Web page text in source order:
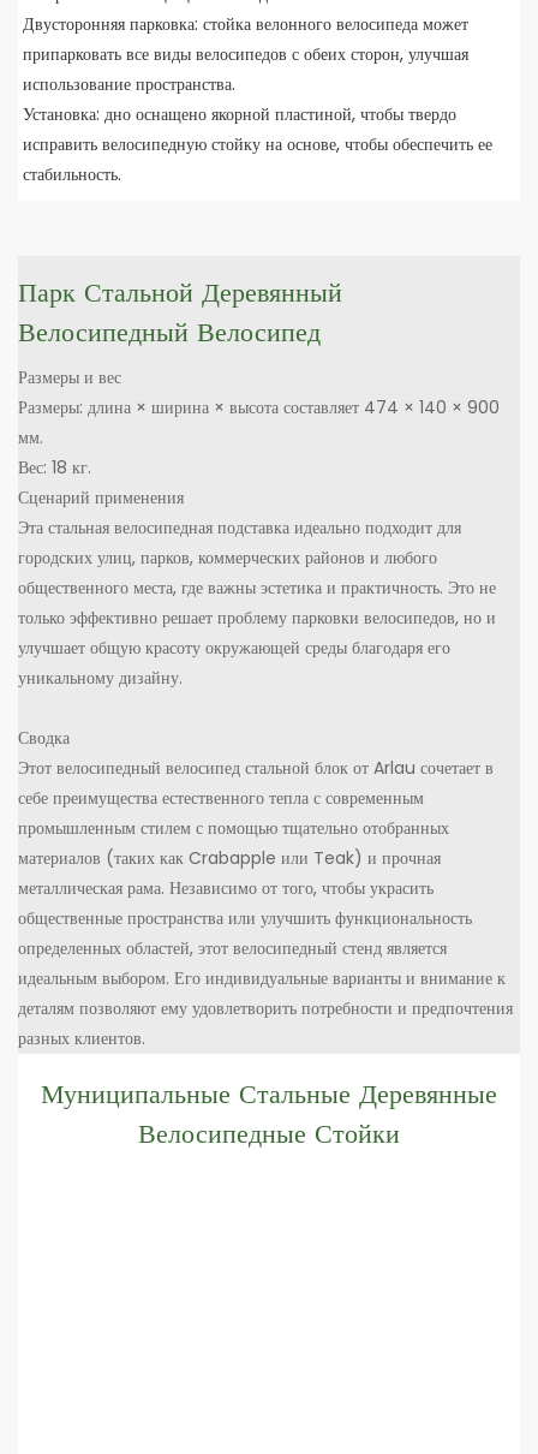
Двусторонняя парковка: стойка велонного велосипеда может
припарковать все виды велосипедов с обеих сторон, улучшая
использование пространства.
Установка: дно оснащено якорной пластиной, чтобы твердо
исправить велосипедную стойку на основе, чтобы обеспечить ее
стабильность.
Парк Стальной Деревянный
Велосипедный Велосипед
Размеры и вес
Размеры: длина × ширина × высота составляет 474 × 140 × 900
мм.
Вес: 18 кг.
Сценарий применения
Эта стальная велосипедная подставка идеально подходит для
городских улиц, парков, коммерческих районов и любого
общественного места, где важны эстетика и практичность. Это не
только эффективно решает проблему парковки велосипедов, но и
улучшает общую красоту окружающей среды благодаря его
уникальному дизайну.
Сводка
Этот велосипедный велосипед стальной блок от Arlau сочетает в
себе преимущества естественного тепла с современным
промышленным стилем с помощью тщательно отобранных
материалов (таких как Crabapple или Teak) и прочная
металлическая рама. Независимо от того, чтобы украсить
общественные пространства или улучшить функциональность
определенных областей, этот велосипедный стенд является
идеальным выбором. Его индивидуальные варианты и внимание к
деталям позволяют ему удовлетворить потребности и предпочтения
разных клиентов.
Муниципальные Стальные Деревянные
Велосипедные Стойки